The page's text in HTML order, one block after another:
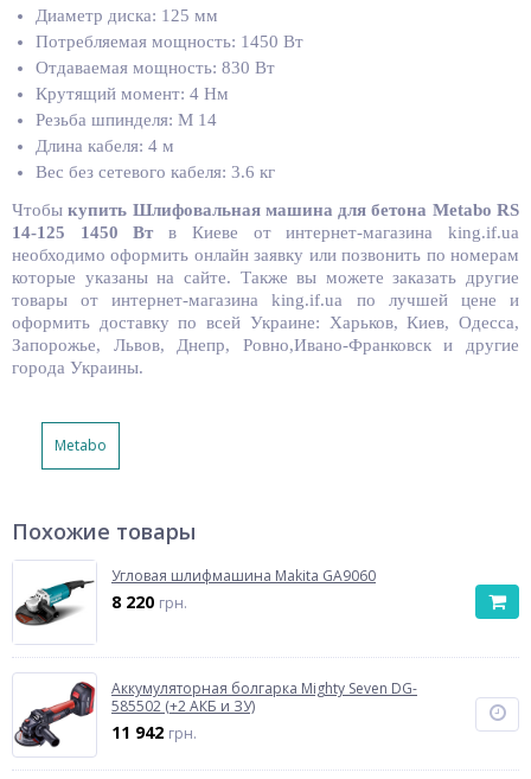
Диаметр диска: 125 мм
Потребляемая мощность: 1450 Вт
Отдаваемая мощность: 830 Вт
Крутящий момент: 4 Нм
Резьба шпинделя: M 14
Длина кабеля: 4 м
Вес без сетевого кабеля: 3.6 кг
Чтобыкупить Шлифовальная машина для бетона Metabo RS
14-125 1450 Втв Киеве от интернет-магазина king.if.ua
необходимо оформить онлайн заявку или позвонить по номерам
которые указаны на сайте. Также вы можете заказать другие
товары от интернет-магазина king.if.ua по лучшей цене и
оформить доставку по всей Украине: Харьков, Киев, Одесса,
Запорожье, Львов, Днепр, Ровно,Ивано-Франковск и другие
города Украины.
Metabo
Похожие товары
Угловая шлифмашина Makita GA9060
8 220 грн.
Аккумуляторная болгарка Mighty Seven DG-
585502 (+2 АКБ и ЗУ)
11 942 грн.